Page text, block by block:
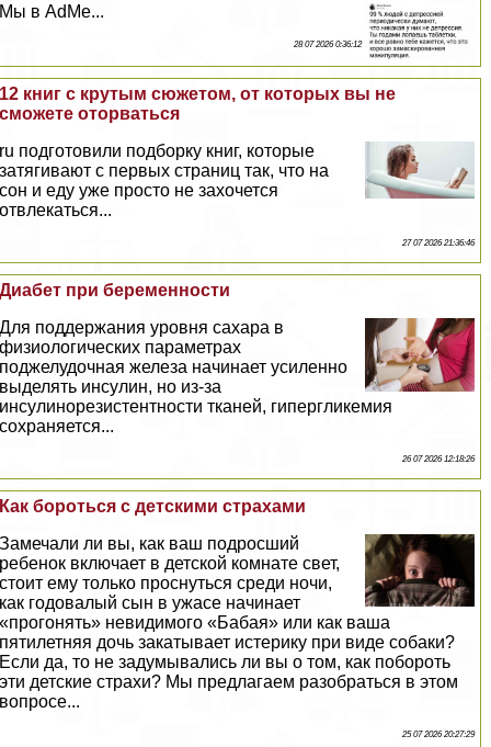
Мы в AdMe...
28 07 2026 0:36:12
12 книг с крутым сюжетом, от которых вы не
сможете оторваться
ru подготовили подборку книг, которые
затягивают с первых страниц так, что на
сон и еду уже просто не захочется
отвлекаться...
27 07 2026 21:36:46
Диабет при беременности
Для поддержания уровня сахара в
физиологических параметрах
поджелудочная железа начинает усиленно
выделять инсулин, но из-за
инсулинорезистентности тканей, гипергликемия
сохраняется...
26 07 2026 12:18:26
Как бороться с детскими стpaxaми
Замечали ли вы, как ваш подросший
ребенок включает в детской комнате свет,
стоит ему только проснуться среди ночи,
как годовалый сын в ужасе начинает
«прогонять» невидимого «Бабая» или как ваша
пятилетняя дочь закатывает истерику при виде собаки?
Если да, то не задумывались ли вы о том, как побороть
эти детские страхи? Мы предлагаем разобраться в этом
вопросе...
25 07 2026 20:27:29